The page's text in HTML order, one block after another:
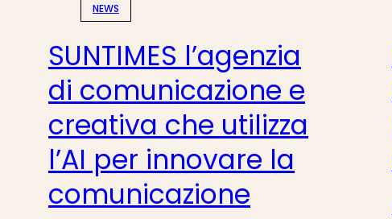
NEWS
SUNTIMES l’agenzia
di comunicazione e
creativa che utilizza
l’AI per innovare la
comunicazione